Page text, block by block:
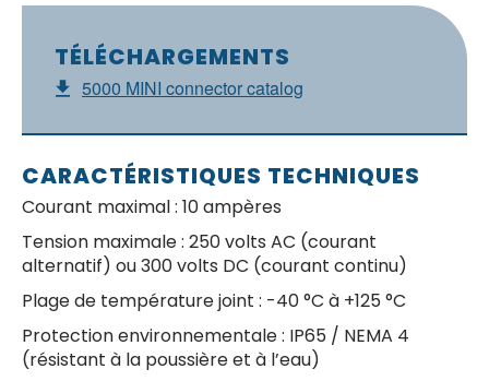
TÉLÉCHARGEMENTS
5000 MINI connector catalog
CARACTÉRISTIQUES TECHNIQUES
Courant maximal : 10 ampères
Tension maximale : 250 volts AC (courant
alternatif) ou 300 volts DC (courant continu)
Plage de température joint : -40 °C à +125 °C
Protection environnementale : IP65 / NEMA 4
(résistant à la poussière et à l’eau)